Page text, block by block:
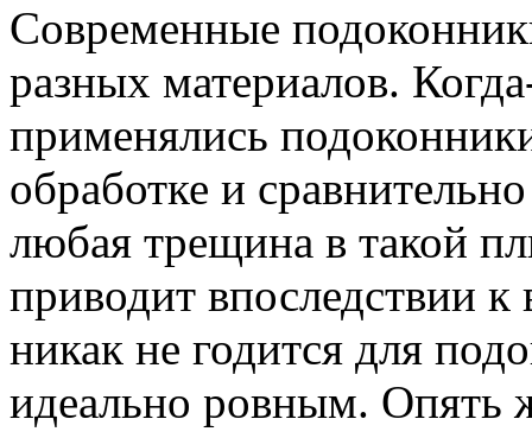
Современные
разных материалов.
применялись
обработке и
любая трещина в такой
приводит впоследствии
никак не годится для
идеально ровным. Опять